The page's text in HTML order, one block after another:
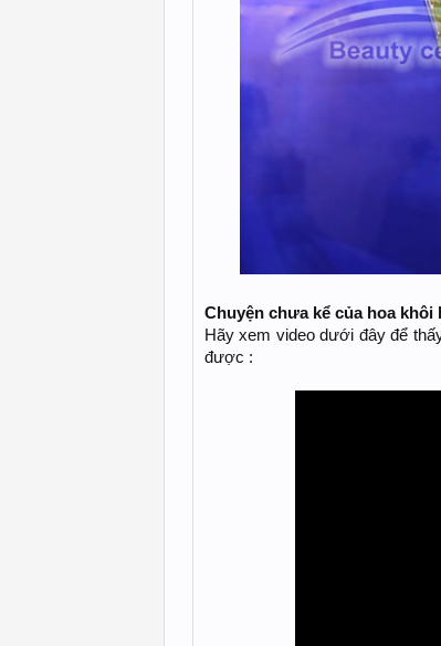
Chuyện chưa kể của hoa khôi
Hãy xem video dưới đây để
được :